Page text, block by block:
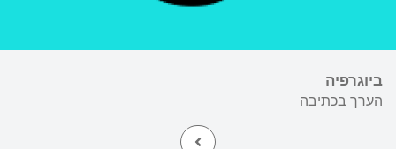
ביוגרפיה
הערך בכתיבה